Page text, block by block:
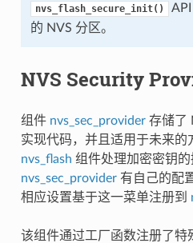
nvs_flash_secure_init()
的 NVS 分区。
NVS Security
组件 nvs_sec_provider存储了
实现代码，并且适用于未来的
nvs_flash 组件处理加密密钥
nvs_sec_provider有自己的配
相应设置基于这一菜单注册到
该组件通过工厂函数注册了特